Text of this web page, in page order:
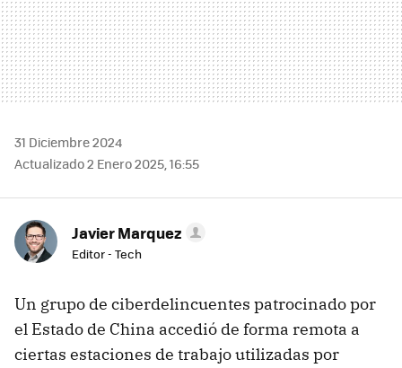
31 Diciembre 2024
Actualizado 2 Enero 2025, 16:55
Javier Marquez
Editor - Tech
Un grupo de ciberdelincuentes patrocinado por
el Estado de China accedió de forma remota a
ciertas estaciones de trabajo utilizadas por